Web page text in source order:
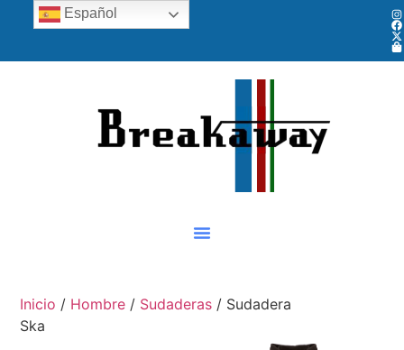
Inicio / Hombre / Sudaderas / Sudadera
Ska
Español